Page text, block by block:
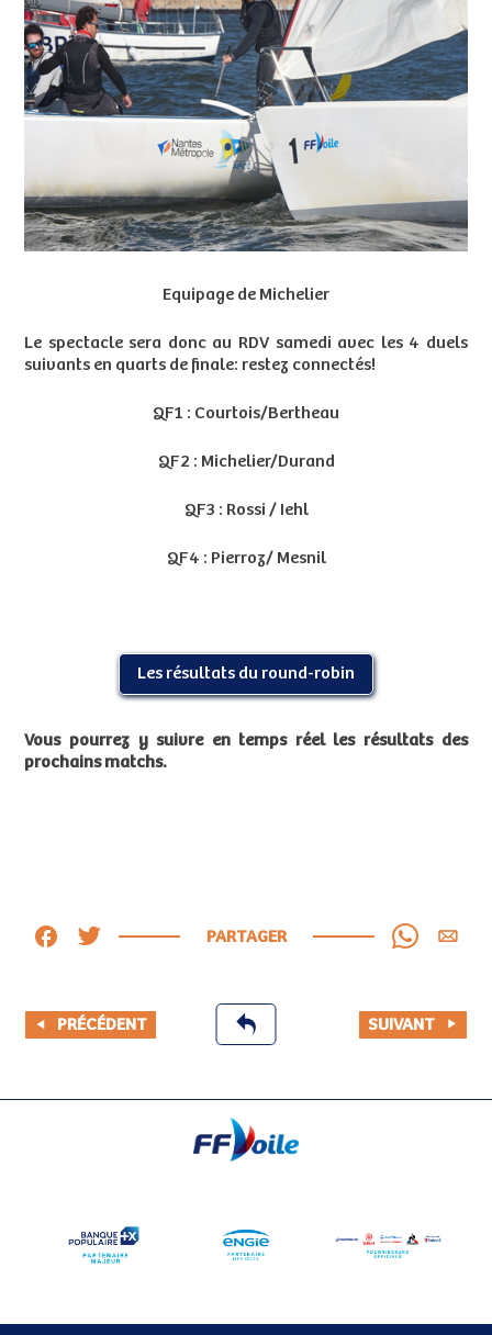
Equipage de Michelier
Le spectacle sera donc au RDV samedi avec les 4 duels
suivants en quarts de finale: restez connectés!
QF1 : Courtois/Bertheau
QF2 : Michelier/Durand
QF3 : Rossi / Iehl
QF4 : Pierroz/ Mesnil
Les résultats du round-robin
Vous pourrez y suivre en temps réel les résultats des
prochains matchs.
PARTAGER
PRÉCÉDENT SUIVANT